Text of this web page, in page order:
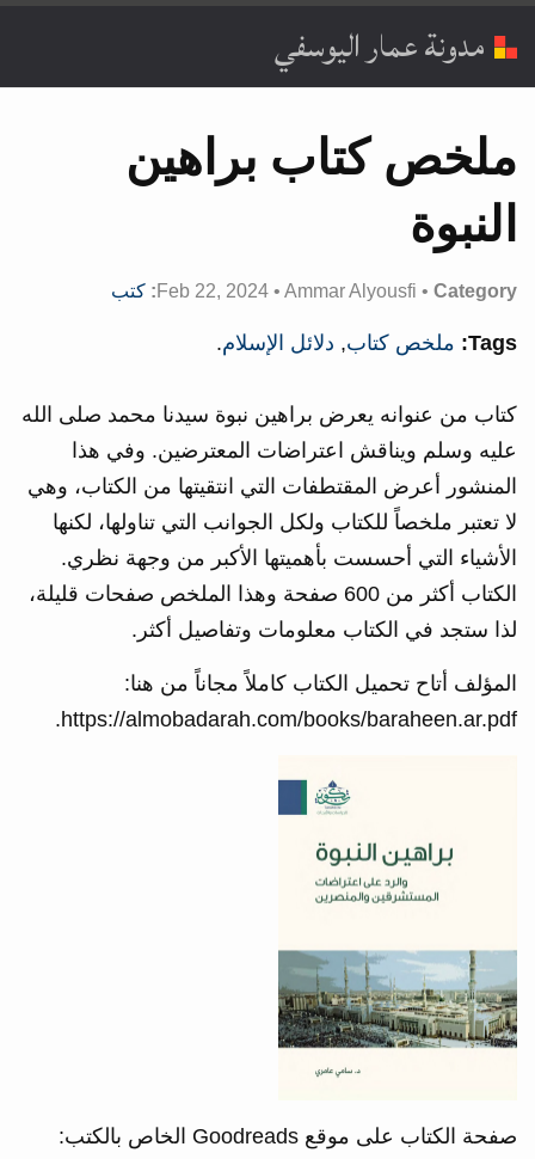
مدونة عمار اليوسفي
ملخص كتاب براهين
النبوة
Feb 22, 2024 • Ammar Alyousfi • Category: كتب
Tags: ملخص كتاب, دلائل الإسلام.
كتاب من عنوانه يعرض براهين نبوة سيدنا محمد صلى الله
عليه وسلم ويناقش اعتراضات المعترضين. وفي هذا
المنشور أعرض المقتطفات التي انتقيتها من الكتاب، وهي
لا تعتبر ملخصاً للكتاب ولكل الجوانب التي تناولها، لكنها
الأشياء التي أحسست بأهميتها الأكبر من وجهة نظري.
الكتاب أكثر من 600 صفحة وهذا الملخص صفحات قليلة،
لذا ستجد في الكتاب معلومات وتفاصيل أكثر.
المؤلف أتاح تحميل الكتاب كاملاً مجاناً من هنا:
https://almobadarah.com/books/baraheen.ar.pdf.
صفحة الكتاب على موقع Goodreads الخاص بالكتب: